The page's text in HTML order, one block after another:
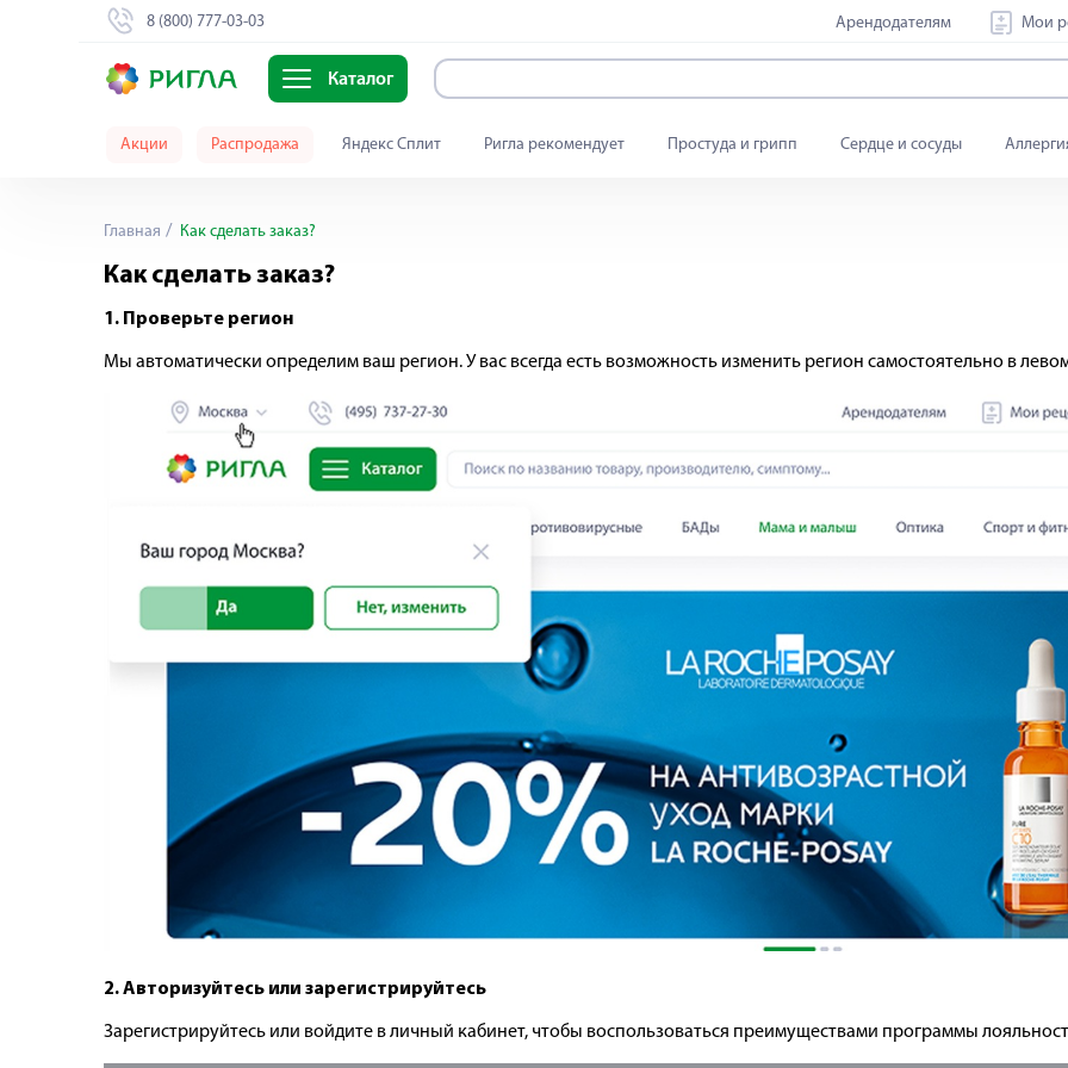
8 (800) 777-03-03 Арендодателям Мои
Каталог
Акции Распродажа Яндекс Сплит Ригла рекомендует Простуда и грипп Сердце и сосуды
Главная Как сделать заказ?
Как сделать заказ?
1. Проверьте регион
Мы автоматически определим ваш регион. У вас всегда есть возможность изменить регион самостоятельно в
2. Авторизуйтесь или зарегистрируйтесь
Зарегистрируйтесь или войдите в личный кабинет, чтобы воспользоваться преимуществами программы